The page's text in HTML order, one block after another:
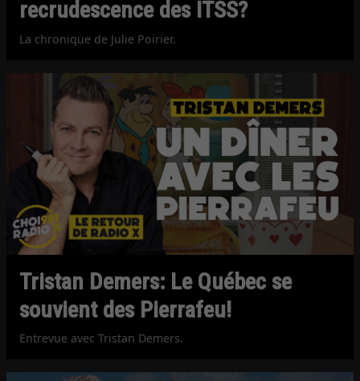
recrudescence des ITSS?
La chronique de Julie Poirier.
Tristan Demers: Le Québec se
souvient des Pierrafeu!
Entrevue avec Tristan Demers.